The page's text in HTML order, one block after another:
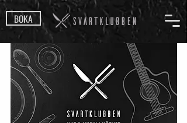
BOKA